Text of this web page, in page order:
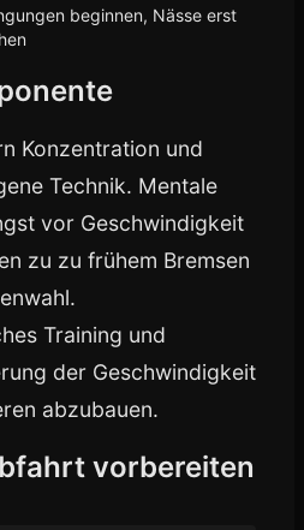
beginnen, Nässe erst
Konzentration und
Technik. Mentale
vor Geschwindigkeit
zu zu frühem Bremsen
Training und
der Geschwindigkeit
abzubauen.
vorbereiten